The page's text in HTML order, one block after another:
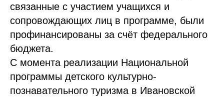
связанные с участием учащихся и
сопровождающих лиц в программе, были
профинансированы за счёт федерального
бюджета.
С момента реализации Национальной
программы детского культурно-
познавательного туризма в Ивановской